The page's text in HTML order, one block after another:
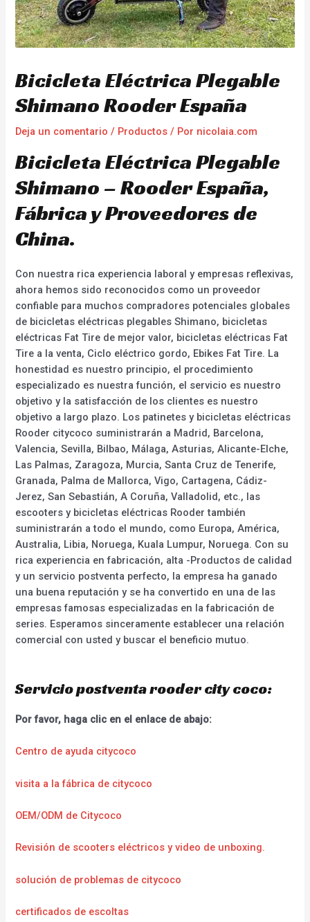
Bicicleta Eléctrica Plegable
Shimano Rooder España
Deja un comentario / Productos / Por nicolaia.com
Bicicleta Eléctrica Plegable
Shimano – Rooder España,
Fábrica y Proveedores de
China.
Con nuestra rica experiencia laboral y empresas reflexivas,
ahora hemos sido reconocidos como un proveedor
confiable para muchos compradores potenciales globales
de bicicletas eléctricas plegables Shimano, bicicletas
eléctricas Fat Tire de mejor valor, bicicletas eléctricas Fat
Tire a la venta, Ciclo eléctrico gordo, Ebikes Fat Tire. La
honestidad es nuestro principio, el procedimiento
especializado es nuestra función, el servicio es nuestro
objetivo y la satisfacción de los clientes es nuestro
objetivo a largo plazo. Los patinetes y bicicletas eléctricas
Rooder citycoco suministrarán a Madrid, Barcelona,
Valencia, Sevilla, Bilbao, Málaga, Asturias, Alicante-Elche,
Las Palmas, Zaragoza, Murcia, Santa Cruz de Tenerife,
Granada, Palma de Mallorca, Vigo, Cartagena, Cádiz-
Jerez, San Sebastián, A Coruña, Valladolid, etc., las
escooters y bicicletas eléctricas Rooder también
suministrarán a todo el mundo, como Europa, América,
Australia, Libia, Noruega, Kuala Lumpur, Noruega. Con su
rica experiencia en fabricación, alta -Productos de calidad
y un servicio postventa perfecto, la empresa ha ganado
una buena reputación y se ha convertido en una de las
empresas famosas especializadas en la fabricación de
series. Esperamos sinceramente establecer una relación
comercial con usted y buscar el beneficio mutuo.
Servicio postventa rooder city coco:
Por favor, haga clic en el enlace de abajo:
Centro de ayuda citycoco
visita a la fábrica de citycoco
OEM/ODM de Citycoco
Revisión de scooters eléctricos y video de unboxing.
solución de problemas de citycoco
certificados de escoltas